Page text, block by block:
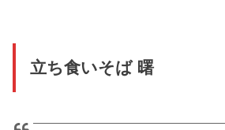
立ち食いそば 曙